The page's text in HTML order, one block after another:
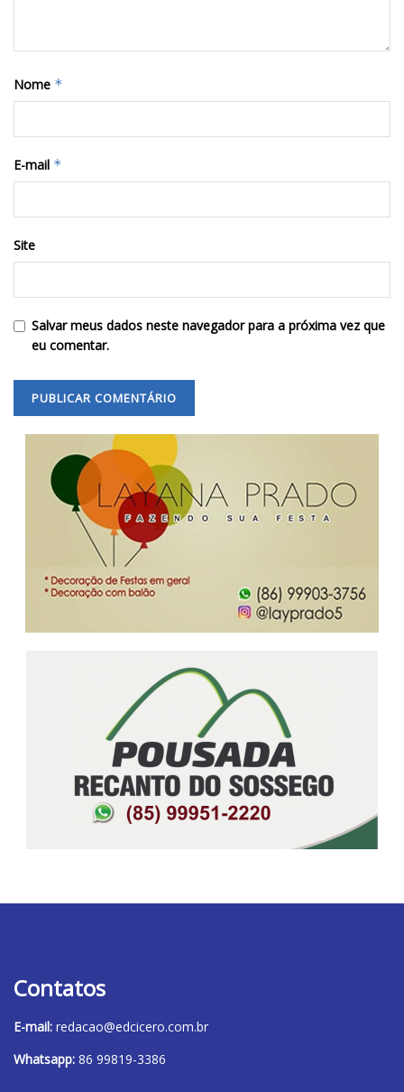
Nome *
E-mail *
Site
Salvar meus dados neste navegador para a próxima vez que
eu comentar.
Contatos
E-mail: redacao@edcicero.com.br
Whatsapp: 86 99819-3386